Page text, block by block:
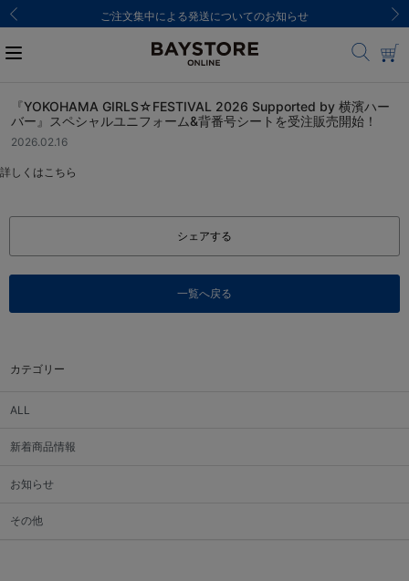
ご注文集中による発送についてのお知らせ
カテゴリー
ALL
新着商品情報
お知らせ
その他
『YOKOHAMA GIRLS☆FESTIVAL 2026 Supported by 横濱ハー
バー』スペシャルユニフォーム&背番号シートを受注販売開始！
2026.02.16
詳しくはこちら
シェアする
一覧へ戻る